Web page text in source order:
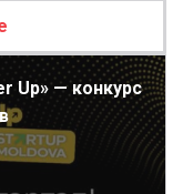
Up» — конкурс